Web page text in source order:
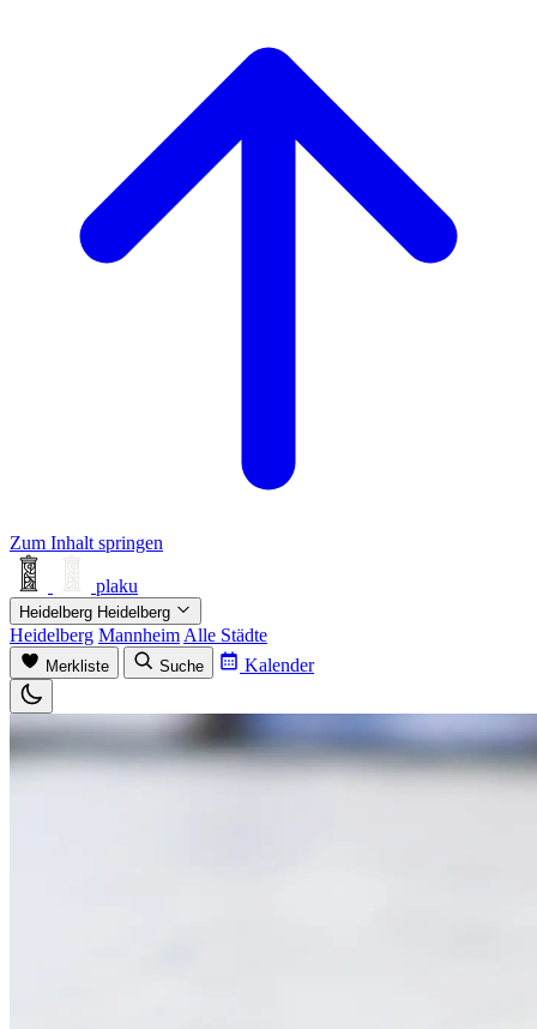
Zum Inhalt springen
plaku
Heidelberg Heidelberg
Heidelberg Mannheim Alle Städte
Merkliste Suche Kalender